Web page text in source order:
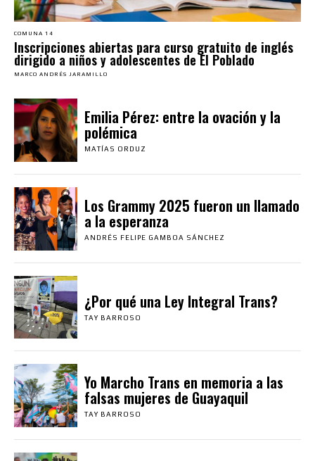
COMUNA 14
Inscripciones abiertas para curso gratuito de inglés
dirigido a niños y adolescentes de El Poblado
MARCO ANDRÉS JARAMILLO
Emilia Pérez: entre la ovación y la
polémica
MATÍAS ORDUZ
Los Grammy 2025 fueron un llamado
a la esperanza
ANDRÉS FELIPE GAMBOA SÁNCHEZ
¿Por qué una Ley Integral Trans?
TAY BARROSO
Yo Marcho Trans en memoria a las
falsas mujeres de Guayaquil
TAY BARROSO